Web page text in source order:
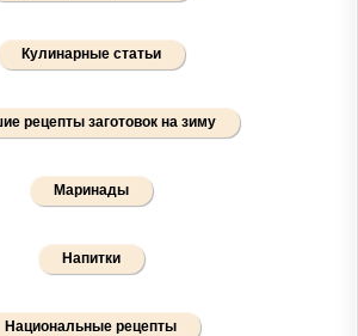
Кулинарные статьи
рецепты заготовок на зиму
Маринады
Напитки
Национальные рецепты